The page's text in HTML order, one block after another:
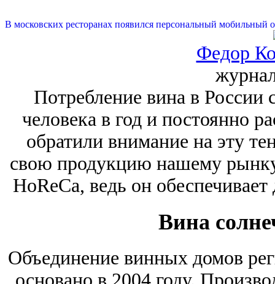
В московских ресторанах появился персональный мобильный
Федор
Потребление вина в России
человека в год и постоянно
обратили внимание на эту
свою продукцию нашему
HoReCa, ведь он
Вина
Объединение винных домов